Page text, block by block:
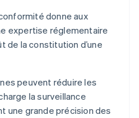
donne aux
expertise réglementaire
de la constitution d’une
peuvent réduire les
la surveillance
une grande précision des